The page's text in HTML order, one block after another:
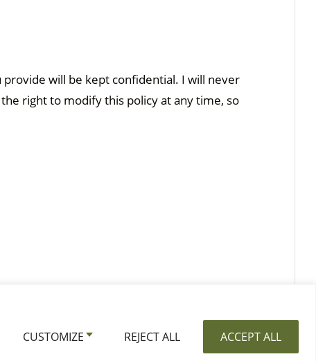
CUSTOMIZE REJECT ALL ACCEPT ALL
will be kept confidential. I will never
right to modify this policy at any time, so